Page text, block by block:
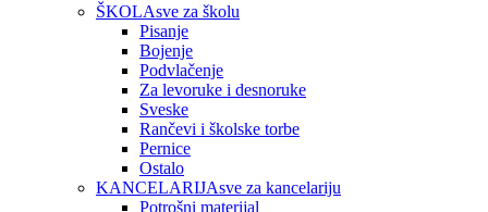
ŠKOLAsve za školu
Pisanje
Bojenje
Podvlačenje
Za levoruke i desnoruke
Sveske
Rančevi i školske torbe
Pernice
Ostalo
KANCELARIJAsve za kancelariju
Potrošni materijal